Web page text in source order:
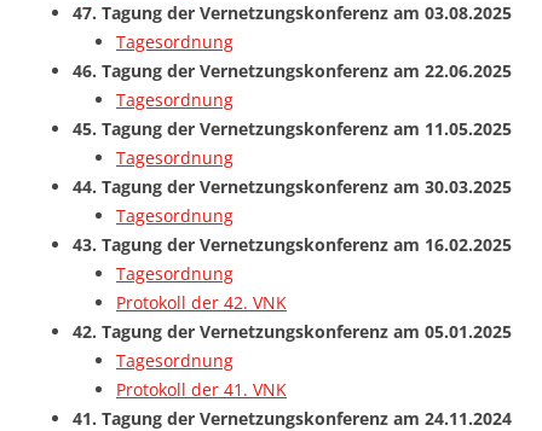
47. Tagung der Vernetzungskonferenz am 03.08.2025
Tagesordnung
46. Tagung der Vernetzungskonferenz am 22.06.2025
Tagesordnung
45. Tagung der Vernetzungskonferenz am 11.05.2025
Tagesordnung
44. Tagung der Vernetzungskonferenz am 30.03.2025
Tagesordnung
43. Tagung der Vernetzungskonferenz am 16.02.2025
Tagesordnung
Protokoll der 42. VNK
42. Tagung der Vernetzungskonferenz am 05.01.2025
Tagesordnung
Protokoll der 41. VNK
41. Tagung der Vernetzungskonferenz am 24.11.2024